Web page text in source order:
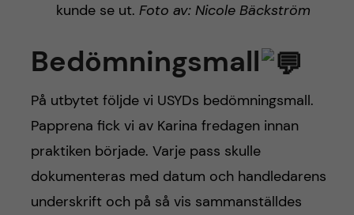
kunde se ut. Foto av: Nicole Bäckström
Bedömningsmall
På utbytet följde vi USYDs bedömningsmall.
Papprena fick vi av Karina fredagen innan
praktiken började. Varje pass skulle
dokumenteras med datum och handledarens
underskrift och på så vis sammanställdes